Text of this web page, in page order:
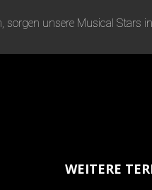
sorgen unsere Musical Stars
WEITERE